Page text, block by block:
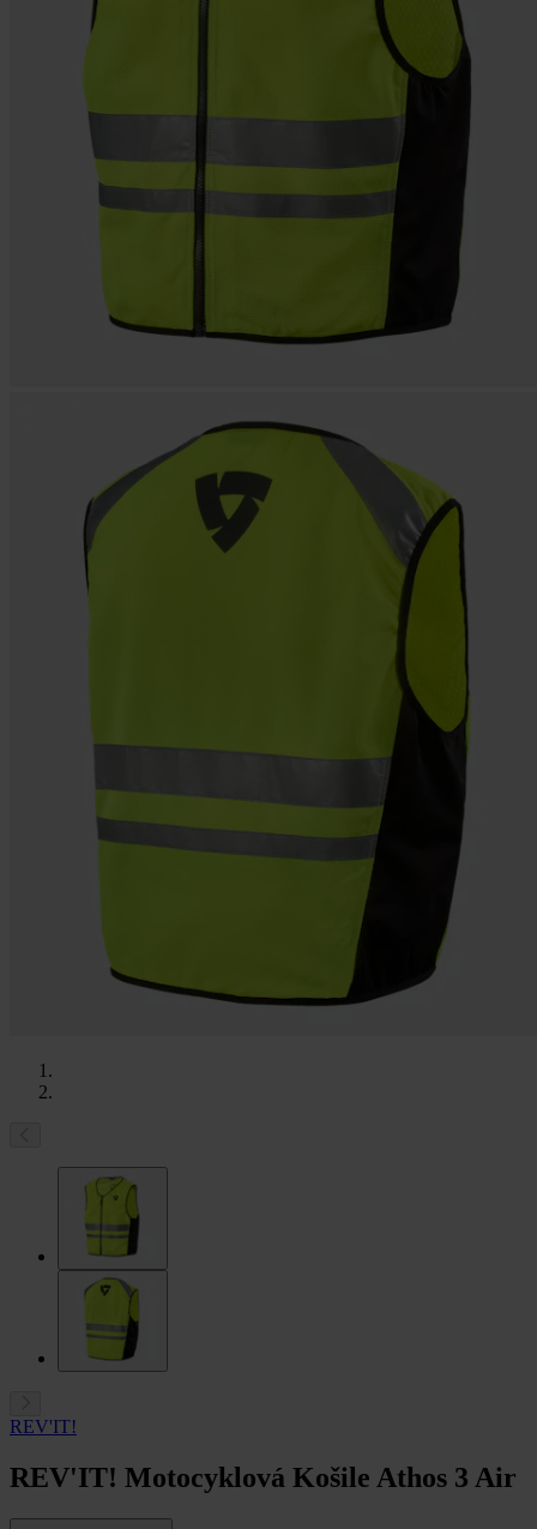
REV'IT!
REV'IT! Motocyklová Košile Athos 3 Air